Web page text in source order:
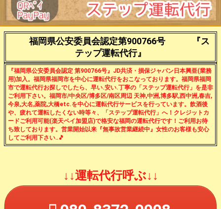
福岡県公安委員会認定第900766号 『ス
テップ運転代行』
『福岡県公安委員会認定 第900766号』JD共済・損保ジャパン日本興亜(業務
用)加入。福岡県福岡市を中心に運転代行をおこなっております。福岡県福岡
市で運転代行お探しでしたら、早い.安い.丁寧の「ステップ運転代行」を是非
ご利用下さい。福岡市/中央区/博多区/南区周辺 天神,中洲,博多駅,西中洲,春吉,
今泉,大名,薬院,大橋etc.を中心に運転代行サービスを行っています。飲酒後
や、疲れて運転したくない時等々、「ステップ運転代行」へ！クレジットカ
ードご利用可能(楽天ペイ加盟店)で格安な福岡の運転代行です！ご利用お待
ち致しております。営業開始以来『無事故営業継続中』女性のお客様も安心
してご利用下さい‥🎵
↓↓運転代行呼ぶ↓↓